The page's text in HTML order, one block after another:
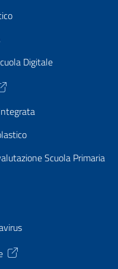
Digitale
Scuola Primaria